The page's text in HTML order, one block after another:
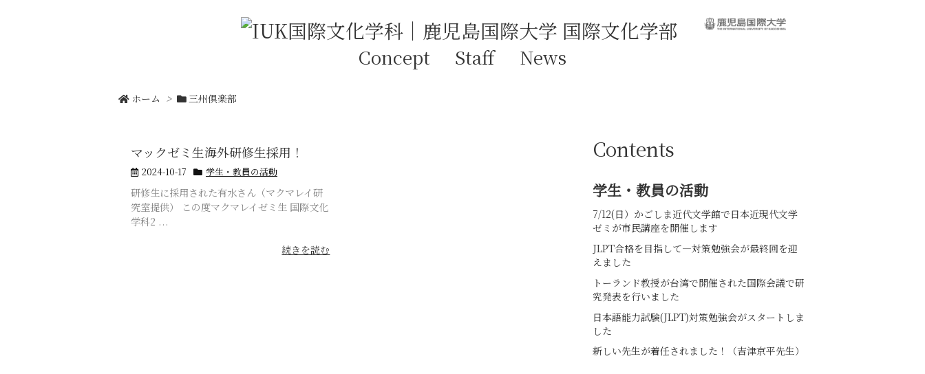
鹿児島国際大学
Concept Staff News
ホーム > 三州倶楽部
マックゼミ生海外研修生採用！
2024-10-17 学生・教員の活動
研修生に採用された有水さん（マクマレイ研
究室提供） この度マクマレイゼミ生 国際文化
学科2 ...
続きを読む
Contents
学生・教員の活動
7/12(日）かごしま近代文学館で日本近現代文学
ゼミが市民講座を開催します
JLPT合格を目指して—対策勉強会が最終回を迎
えました
トーランド教授が台湾で開催された国際会議で研
究発表を行いました
日本語能力試験(JLPT)対策勉強会がスタートしま
した
新しい先生が着任されました！（吉津京平先生）